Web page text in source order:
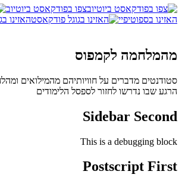
צפו בפודקאסט ביוטיוב
האזינו בספוטיפיי
האזינו
מהמלחמה לקמפוס
סטודנטים מדברים על חוויותיהם מהמילואים
הרגע שבו נדרשו לחזור לספסל הלימודים
Sidebar Second
This is a debugging block
Postscript First